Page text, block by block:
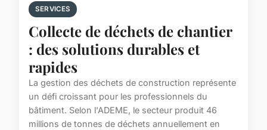
SERVICES
Collecte de déchets de chantier
: des solutions durables et
rapides
La gestion des déchets de construction représente
un défi croissant pour les professionnels du
bâtiment. Selon l'ADEME, le secteur produit 46
millions de tonnes de déchets annuellement en